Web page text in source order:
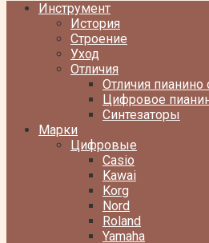
Инструмент
История
Строение
Уход
Отличия
Отличия пианино
Цифровое
Синтезаторы
Марки
Цифровые
Casio
Kawai
Korg
Nord
Roland
Yamaha